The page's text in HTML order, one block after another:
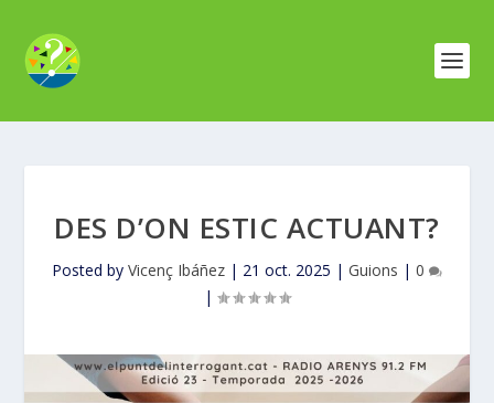
DES D’ON ESTIC ACTUANT?
Posted by Vicenç Ibáñez | 21 oct. 2025 | Guions | 0
|